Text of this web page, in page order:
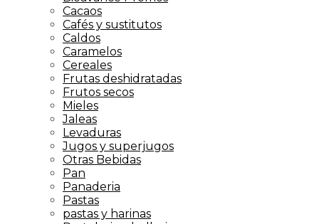
Cacaos
Cafés y sustitutos
Caldos
Caramelos
Cereales
Frutas deshidratadas
Frutos secos
Mieles
Jaleas
Levaduras
Jugos y superjugos
Otras Bebidas
Pan
Panaderia
Pastas
pastas y harinas